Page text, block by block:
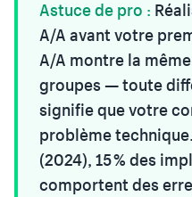
Astuce de pro :
A/A avant votre
A/A montre la
groupes — toute
signifie que votre
problème
(2024), 15 % des
comportent des